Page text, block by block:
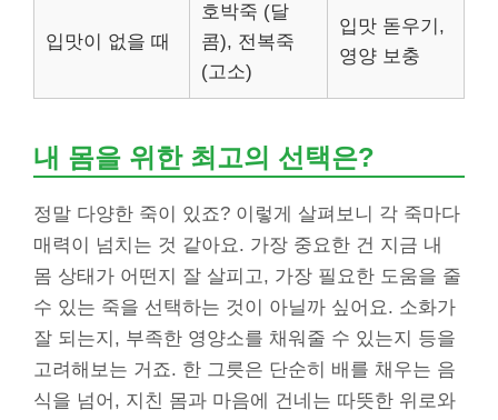
입맛이 없을 때
호박죽 (달
콤), 전복죽
(고소)
입맛 돋우기,
영양 보충
내 몸을 위한 최고의 선택은?
정말 다양한 죽이 있죠? 이렇게 살펴보니 각 죽마다
매력이 넘치는 것 같아요. 가장 중요한 건 지금 내
몸 상태가 어떤지 잘 살피고, 가장 필요한 도움을 줄
수 있는 죽을 선택하는 것이 아닐까 싶어요. 소화가
잘 되는지, 부족한 영양소를 채워줄 수 있는지 등을
고려해보는 거죠. 한 그릇은 단순히 배를 채우는 음
식을 넘어, 지친 몸과 마음에 건네는 따뜻한 위로와